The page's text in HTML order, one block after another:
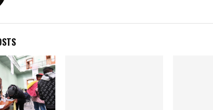
Reply Retweet Favorite Reply